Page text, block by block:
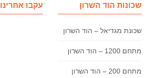
שכונות הוד השרון
שכונת מגדיאל – הוד השרון
מתחם 1200 – הוד השרון
מתחם 200 – הוד השרון
עקבו אחרינו